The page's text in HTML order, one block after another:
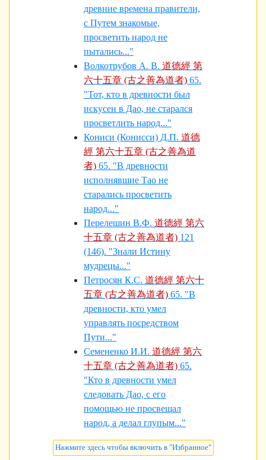
древние времена правители,
с Путем знакомые,
просветить народ не
пытались..."
Волкотрубов А. В. 道德經 第
六十五章 (古之善為道者) 65.
"Тот, кто в древности был
искусен в Дао, не старался
просветлить народ..."
Кониси (Конисси) Д.П. 道德
經 第六十五章 (古之善為道
者) 65. "В древности
исполнявшие Тао не
старались просветить
народ..."
Перелешин В.Ф. 道德經 第六
十五章 (古之善為道者) 121
(146). "Знали Истину
мудрецы..."
Петросян К.С. 道德經 第六十
五章 (古之善為道者) 65. "В
древности, кто умел
управлять посредством
Пути..."
Семененко И.И. 道德經 第六
十五章 (古之善為道者) 65.
"Кто в древности умел
следовать Дао, с его
помощью не просвещал
народ, а делал глупым..."